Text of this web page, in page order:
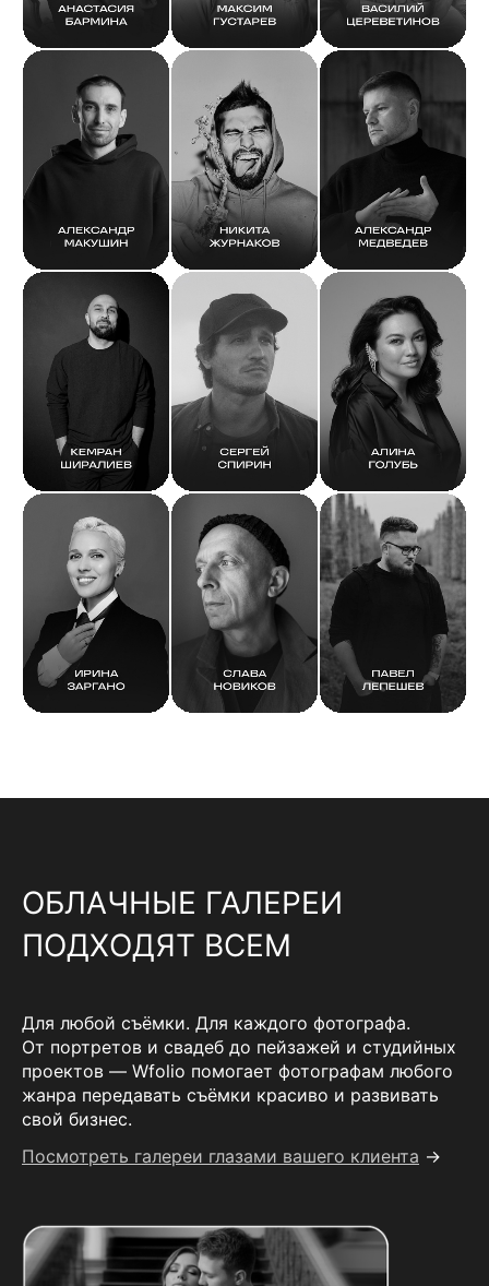
ОБЛАЧНЫЕ ГАЛЕРЕИ
ПОДХОДЯТ ВСЕМ
Для любой съёмки. Для каждого фотографа.
От портретов и свадеб до пейзажей и студийных
проектов — Wfolio помогает фотографам любого
жанра передавать съёмки красиво и развивать
свой бизнес.
Посмотреть галереи глазами вашего клиента →